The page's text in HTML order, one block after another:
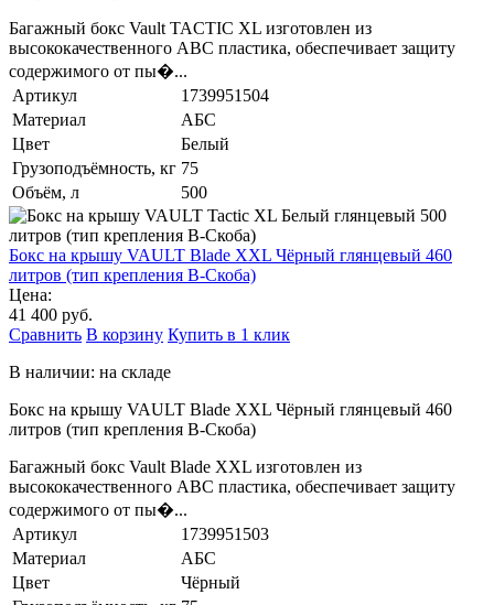
Багажный бокс Vault TACTIC XL изготовлен из
высококачественного ABC пластика, обеспечивает защиту
содержимого от пы�...
Артикул
1739951504
Материал
АБС
Цвет
Белый
Грузоподъёмность, кг 75
Объём, л
500
Бокс на крышу VAULT Blade XXL Чёрный глянцевый 460
литров (тип крепления B-Скоба)
Цена:
41 400 руб.
Сравнить В корзину Купить в 1 клик
В наличии: на складе
Бокс на крышу VAULT Blade XXL Чёрный глянцевый 460
литров (тип крепления B-Скоба)
Багажный бокс Vault Blade XXL изготовлен из
высококачественного ABC пластика, обеспечивает защиту
содержимого от пы�...
Артикул
1739951503
Материал
АБС
Цвет
Чёрный